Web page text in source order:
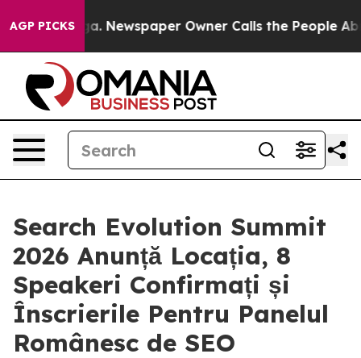
AGP PICKSNewspaper Owner Calls the People Abruptly
Search Evolution Summit
2026 Anunță Locația, 8
Speakeri Confirmați și
Înscrierile Pentru Panelul
Românesc de SEO